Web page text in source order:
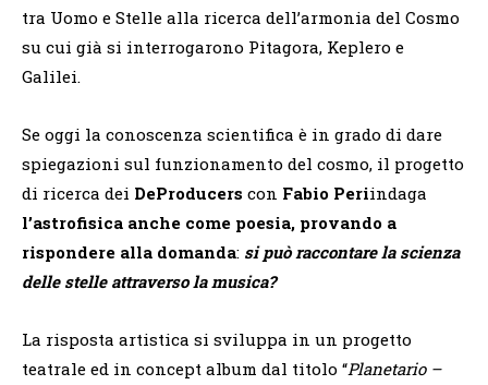
tra Uomo e Stelle alla ricerca dell’armonia del Cosmo
su cui già si interrogarono Pitagora, Keplero e
Galilei.
Se oggi la conoscenza scientifica è in grado di dare
spiegazioni sul funzionamento del cosmo, il progetto
di ricerca dei DeProducers con Fabio Periindaga
l’astrofisica anche come poesia, provando a
rispondere alla domanda: si può raccontare la scienza
delle stelle attraverso la musica?
La risposta artistica si sviluppa in un progetto
teatrale ed in concept album dal titolo “Planetario –